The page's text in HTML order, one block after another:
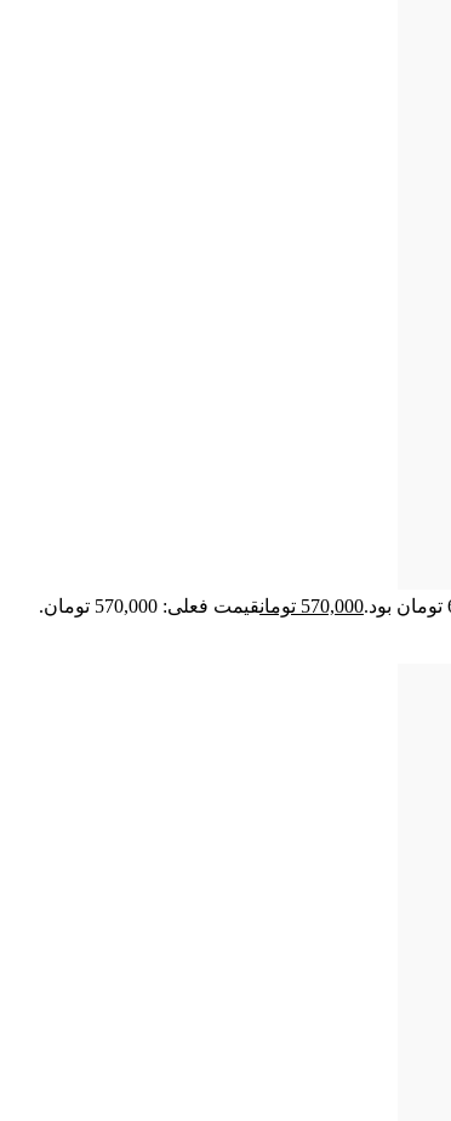
570,000 تومانقیمت فعلی: 570,000 تومان.